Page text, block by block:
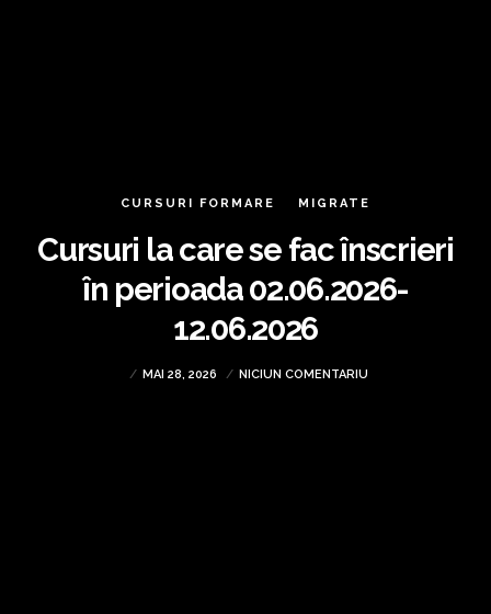
CURSURI FORMARE MIGRATE
Cursuri la care se fac înscrieri
în perioada 02.06.2026-
12.06.2026
MAI 28, 2026 NICIUN COMENTARIU